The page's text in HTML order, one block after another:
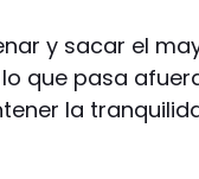
y sacar el
que pasa
la